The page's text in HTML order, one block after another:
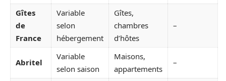
Gîtes
de
France
Variable
selon
hébergement
Gîtes,
chambres
d’hôtes
–
Abritel
Variable
selon saison
Maisons,
appartements
–